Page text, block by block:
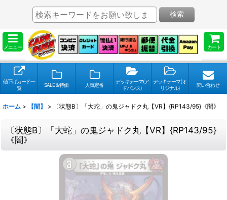
メニュー カート
検索
値下げカード一
覧
SALE＆特価 人気定番
デッキテーマ(ア
ドバンス)
デッキテーマ(オ
リジナル)
問い合わせ
ホーム > 【闇】 > 〔状態B〕「大蛇」の鬼ジャドク丸【VR】{RP143/95}《闇》
〔状態B〕「大蛇」の鬼ジャドク丸【VR】{RP143/95}
《闇》